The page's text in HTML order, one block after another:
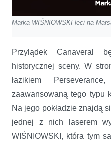
Marka WIŚNIOWSKI leci na
Przylądek Canaveral
historycznej sceny. W
łazikiem
zaawansowaną tego typu
Na jego pokładzie znajdą
jednej z nich laserem
WIŚNIOWSKI, która tym